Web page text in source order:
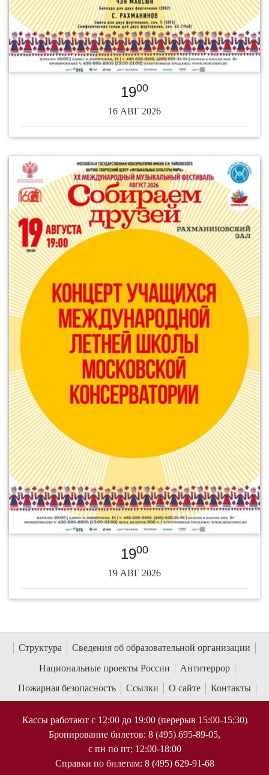
1900
16 АВГ 2026
1900
19 АВГ 2026
Структура
Сведения об образовательной организации
Национальные проекты России
Антитеррор
Пожарная безопасность
Ссылки О сайте Контакты
Кассы работают с 12:00 до 19:00 (перерыв 15:00-15:30)
Бронирование билетов: 8 (495) 695-89-05,
с пн по пт; 12:00-18:00
Справки по билетам: 8 (495) 629-91-68